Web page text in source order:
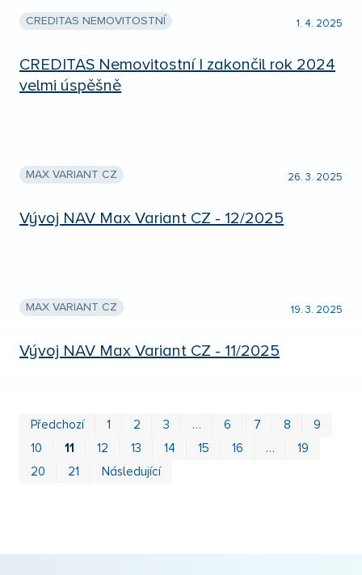
CREDITAS NEMOVITOSTNÍ 1. 4. 2025
CREDITAS Nemovitostní I zakončil rok 2024
velmi úspěšně
MAX VARIANT CZ 26. 3. 2025
Vývoj NAV Max Variant CZ - 12/2025
MAX VARIANT CZ 19. 3. 2025
Vývoj NAV Max Variant CZ - 11/2025
Předchozí 1 2 3 … 6 7 8
9
10
11 12 13 14 15 16 …
19
20
21 Následující